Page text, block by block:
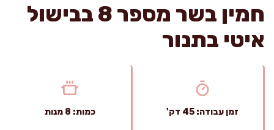
חמין בשר מספר 8 בבישול
איטי בתנור
זמן עבודה: 45 דק' כמות: 8 מנות